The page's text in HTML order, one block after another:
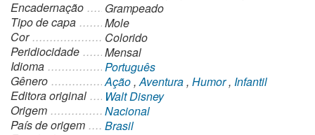
Encadernação
Grampeado
Tipo de capa
Mole
Cor
Colorido
Peridiocidade
Mensal
Idioma
Português
Gênero
Ação,Aventura, Humor, Infantil
Editora original
Walt Disney
Origem
Nacional
País de origem
Brasil